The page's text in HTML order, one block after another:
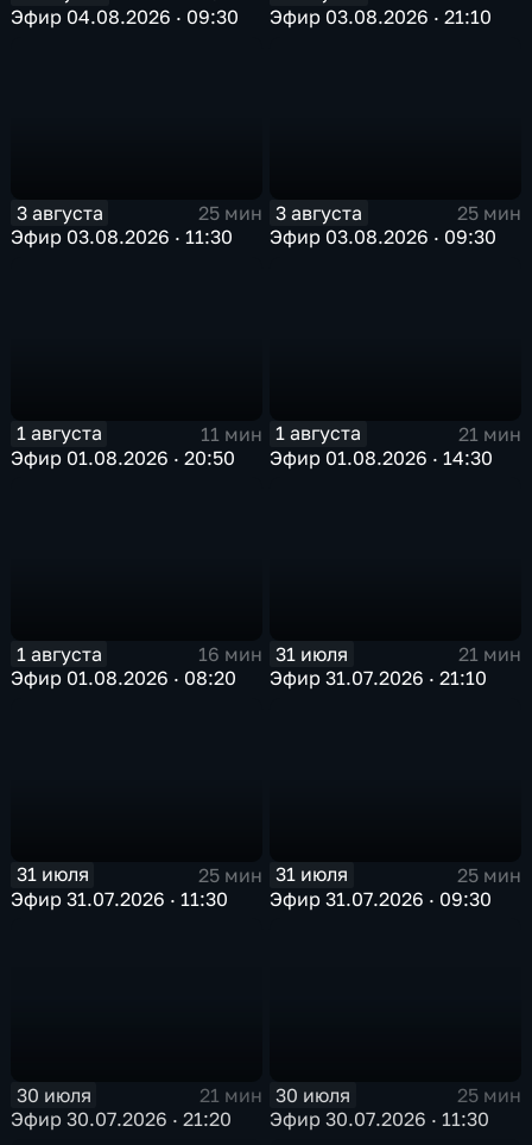
Эфир 04.08.2026 · 09:30
Эфир 03.08.2026 · 21:10
3 августа
25 мин
Эфир 03.08.2026 · 11:30
3 августа
25 мин
Эфир 03.08.2026 · 09:30
1 августа
11 мин
Эфир 01.08.2026 · 20:50
1 августа
21 мин
Эфир 01.08.2026 · 14:30
1 августа
16 мин
Эфир 01.08.2026 · 08:20
31 июля
21 мин
Эфир 31.07.2026 · 21:10
31 июля
25 мин
Эфир 31.07.2026 · 11:30
31 июля
25 мин
Эфир 31.07.2026 · 09:30
30 июля
21 мин
Эфир 30.07.2026 · 21:20
30 июля
25 мин
Эфир 30.07.2026 · 11:30